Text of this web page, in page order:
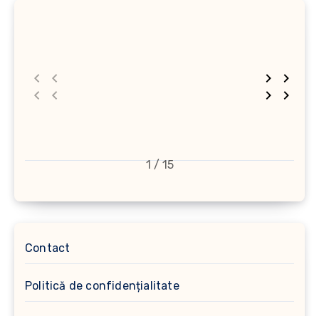
1 / 15
Contact
Politică de confidențialitate